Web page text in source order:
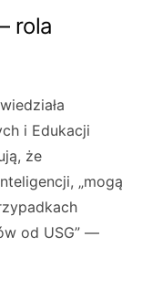
rola
i Edukacji
że
„mogą
od USG” —